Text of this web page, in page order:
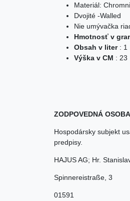
Materiál:
Dvojité -Walled
Nie umývačka
Hmotnosť v
Obsah v liter : 1
Výška v CM : 23
ZODPOVEDNÁ
Hospodársky subjekt
predpisy.
HAJUS AG; Hr.
Spinnereistraße 3
01591